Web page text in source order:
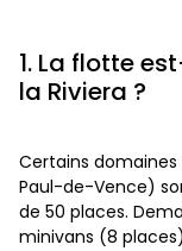
1. La flotte
la Riviera ?
Certains domaines
Paul-de-Vence)
de 50 places.
minivans (8